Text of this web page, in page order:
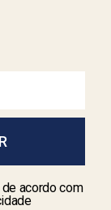
acordo com